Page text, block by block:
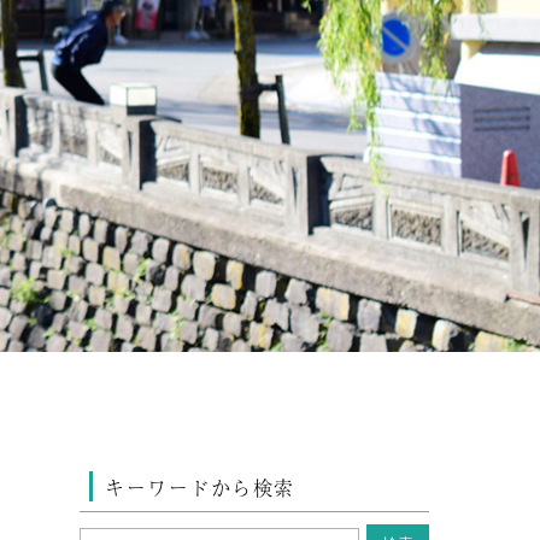
キーワードから検索